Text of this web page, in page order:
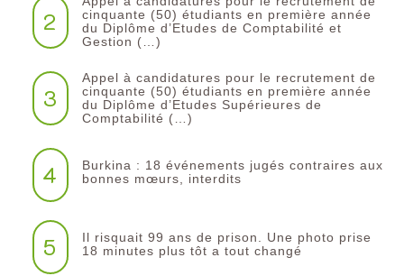
2
cinquante (50) étudiants en première année
du Diplôme d’Etudes de Comptabilité et
Gestion (…)
3
Appel à candidatures pour le recrutement de
cinquante (50) étudiants en première année
du Diplôme d’Etudes Supérieures de
Comptabilité (…)
4
Burkina : 18 événements jugés contraires aux
bonnes mœurs, interdits
5
Il risquait 99 ans de prison. Une photo prise
18 minutes plus tôt a tout changé